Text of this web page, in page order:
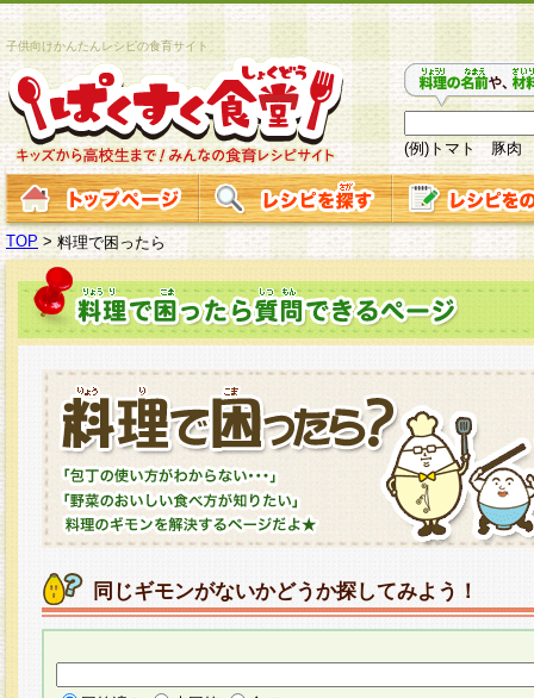
子供向けかんたんレシピの食育サイト
(例)トマト 豚肉
TOP >料理で困ったら
同じギモンがないかどうか探してみよう！